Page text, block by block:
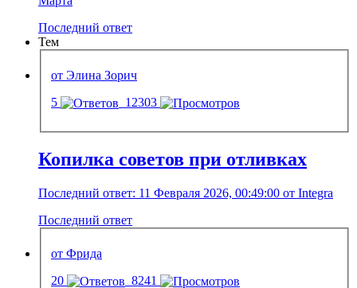
Последний ответ
Тем
от Элина Зорич
5
12303
Копилка советов при отливках
Последний ответ: 11 Февраля 2026, 00:49:00 от Integra
Последний ответ
от Фрида
20
8241